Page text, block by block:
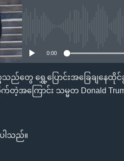
0:00
တွေ ရွှေ့ပြောင်းအခြေချနေထိုင်
တဲ့အကြောင်း သမ္မတ Donald
ါသည်။